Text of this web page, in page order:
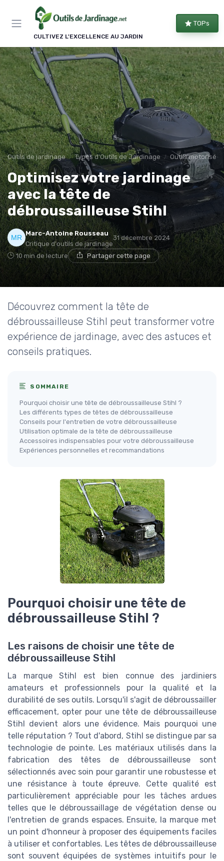
CULTIVEZ L'EXCELLENCE AU JARDIN
TOPs
Outils de jardinage Types d'Outils de Jardinage Outils motorisés
Optimisez votre jardinage
avec la tête de
débroussailleuse Stihl
Marc-Antoine Rousseau
Critique d'outils de jardinage
31 décembre 2024
10 min de lecture Partager cette page
Découvrez comment la tête de
débroussailleuse Stihl peut transformer votre
expérience de jardinage, avec des astuces et
conseils pratiques.
SOMMAIRE
Pourquoi choisir une tête de débroussailleuse Stihl ?
Les différents types de têtes de débroussailleuse
Conseils pour l'entretien de votre débroussailleuse
Utilisation optimale de la tête de débroussailleuse
Accessoires indispensables pour votre débroussailleuse
Expériences personnelles et recommandations
Pourquoi choisir une tête de
débroussailleuse Stihl ?
Les raisons de choisir une tête de
débroussailleuse Stihl
La marque Stihl est bien connue des jardiniers
amateurs et professionnels pour la qualité et la
durabilité de ses outils. Lorsqu'il s'agit de débroussailler
efficacement, opter pour une tête de débroussailleuse
Stihl devient alors une évidence. Mais pourquoi une
telle réputation ? Tout d'abord, Stihl se distingue par sa
technologie de pointe. Les matériaux utilisés dans la
fabrication des têtes de débroussailleuse sont
sélectionnés avec soin pour garantir une robustesse et
une résistance à toute épreuve. Cette qualité est
particulièrement appréciable pour les tâches ardues
telles que le débroussaillage de végétation dense ou
l'entretien de grands espaces. Ensuite, la marque met
un point d'honneur à proposer des équipements faciles
à utiliser et confortables. Les têtes de débroussailleuse
sont souvent équipées de systèmes intuitifs pour le
Panneau de gestion des cookies